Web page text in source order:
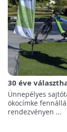
30 éve
Ünnepélyes
ökocímke
rendezvényen ...